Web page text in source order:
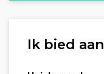
Ik bied aan